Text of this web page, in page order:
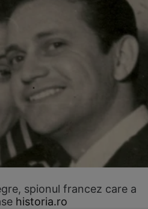
spionul francez care a
historia.ro